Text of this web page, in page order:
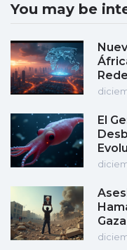
You may be
El
Gaza